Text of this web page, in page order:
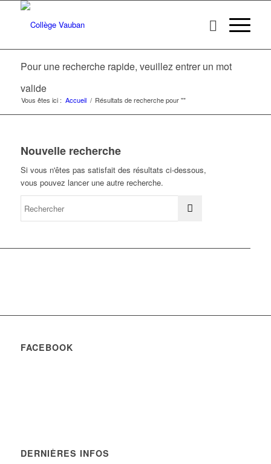
Pour une recherche rapide, veuillez entrer un mot
valide
Vous êtes ici : Accueil / Résultats de recherche pour ""
Nouvelle recherche
Si vous n'êtes pas satisfait des résultats ci-dessous,
vous pouvez lancer une autre recherche.
FACEBOOK
DERNIÈRES INFOS